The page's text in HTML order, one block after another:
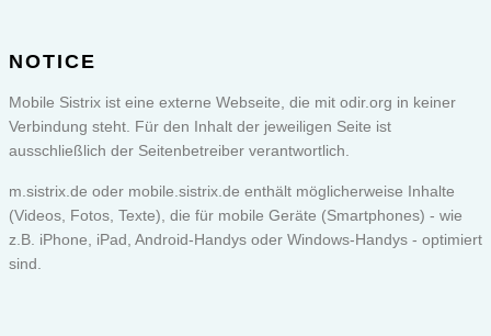
NOTICE
Mobile Sistrix ist eine externe Webseite, die mit odir.org in keiner
Verbindung steht. Für den Inhalt der jeweiligen Seite ist
ausschließlich der Seitenbetreiber verantwortlich.
m.sistrix.de oder mobile.sistrix.de enthält möglicherweise Inhalte
(Videos, Fotos, Texte), die für mobile Geräte (Smartphones) - wie
z.B. iPhone, iPad, Android-Handys oder Windows-Handys - optimiert
sind.